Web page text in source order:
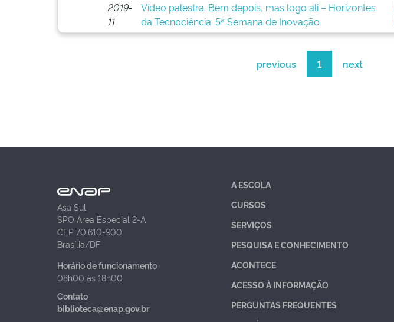
2019-
11
Vídeo palestra: Bem depois, mas logo ali – Horizontes
da Tecnociência: 5ª Semana de Inovação
previous 1 next
Asa Sul
SPO Área Especial 2-A
CEP 70.610-900
Brasília/DF
Horário de funcionamento
08h00 às 18h00
Contato
biblioteca@enap.gov.br
A ESCOLA
CURSOS
SERVIÇOS
PESQUISA E CONHECIMENTO
ACONTECE
ACESSO À INFORMAÇÃO
PERGUNTAS FREQUENTES